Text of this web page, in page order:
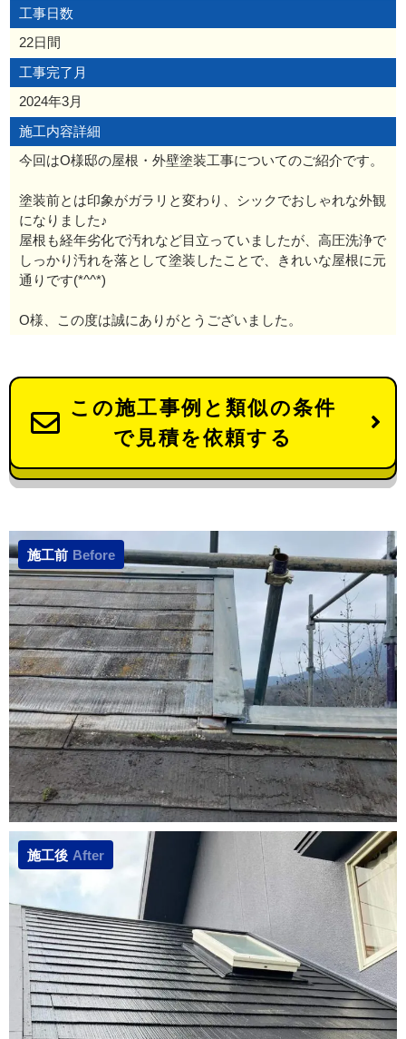
工事日数
22日間
工事完了月
2024年3月
施工内容詳細
今回はO様邸の屋根・外壁塗装工事についてのご紹介です。
塗装前とは印象がガラリと変わり、シックでおしゃれな外観
になりました♪
屋根も経年劣化で汚れなど目立っていましたが、高圧洗浄で
しっかり汚れを落として塗装したことで、きれいな屋根に元
通りです(*^^*)
O様、この度は誠にありがとうございました。
この施工事例と類似の条件
で見積を依頼する
施工前 Before
施工後 After